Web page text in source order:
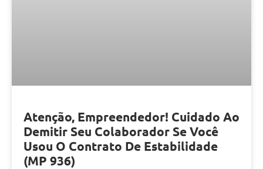
Atenção, Empreendedor! Cuidado Ao
Demitir Seu Colaborador Se Você
Usou O Contrato De Estabilidade
(MP 936)